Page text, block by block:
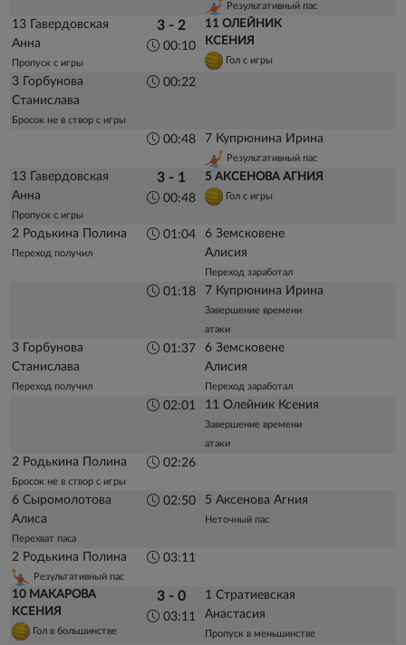
Результативный пас
13 Гавердовская
Анна
Пропуск с игры
3 - 2
00:10
11 ОЛЕЙНИК
КСЕНИЯ
Гол с игры
3 Горбунова
Станислава
Бросок не в створ с игры
00:22
00:48 7 Купрюнина Ирина
Результативный пас
13 Гавердовская
Анна
Пропуск с игры
3 - 1
00:48
5 АКСЕНОВА АГНИЯ
Гол с игры
2 Родькина Полина
Переход получил
01:04
6 Земсковене
Алисия
Переход заработал
01:18 7 Купрюнина Ирина
Завершение времени
атаки
3 Горбунова
Станислава
Переход получил
01:37
6 Земсковене
Алисия
Переход заработал
02:01 11 Олейник Ксения
Завершение времени
атаки
2 Родькина Полина
Бросок не в створ с игры
02:26
6 Сыромолотова
Алиса
Перехват паса
02:50 5 Аксенова Агния
Неточный пас
2 Родькина Полина
Результативный пас
03:11
10 МАКАРОВА
КСЕНИЯ
Гол в большинстве
3 - 0
03:11
1 Стратиевская
Анастасия
Пропуск в меньшинстве